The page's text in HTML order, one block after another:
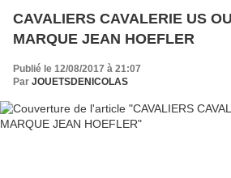
CAVALIERS CAVALERIE US
MARQUE JEAN HOEFLER
Publié le 12/08/2017 à 21:07
Par JOUETSDENICOLAS